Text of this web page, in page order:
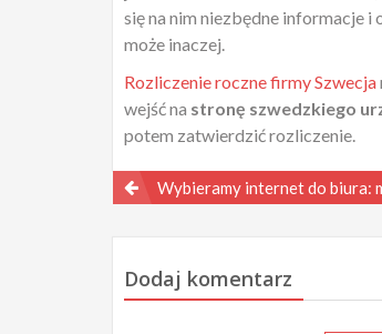
się na nim niezbędne informacje i
może inaczej.
Rozliczenie roczne firmy Szwecja
wejść na stronę szwedzkiego
potem zatwierdzić rozliczenie.
Nawigacja
Wybieramy internet do biura:
Dodaj komentarz